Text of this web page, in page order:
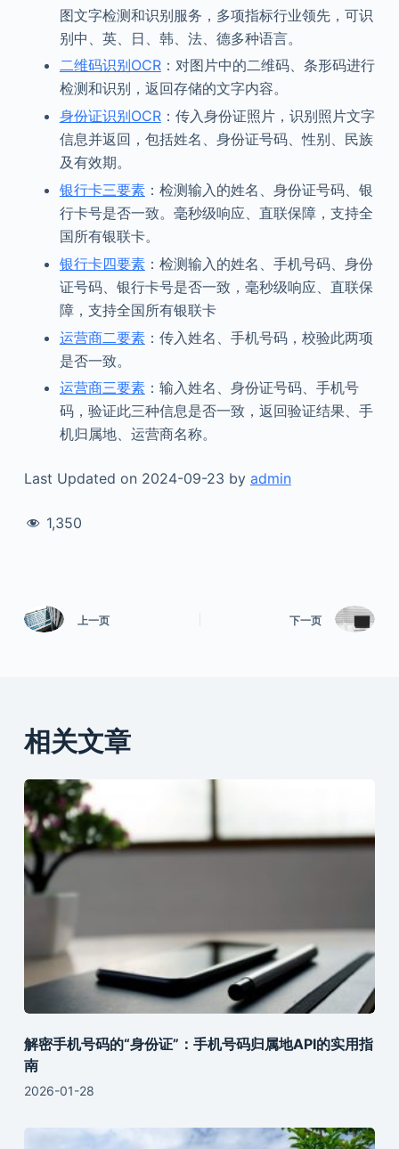
图文字检测和识别服务，多项指标行业领先，可识
别中、英、日、韩、法、德多种语言。
二维码识别OCR：对图片中的二维码、条形码进行
检测和识别，返回存储的文字内容。
身份证识别OCR：传入身份证照片，识别照片文字
信息并返回，包括姓名、身份证号码、性别、民族
及有效期。
银行卡三要素：检测输入的姓名、身份证号码、银
行卡号是否一致。毫秒级响应、直联保障，支持全
国所有银联卡。
银行卡四要素：检测输入的姓名、手机号码、身份
证号码、银行卡号是否一致，毫秒级响应、直联保
障，支持全国所有银联卡
运营商二要素：传入姓名、手机号码，校验此两项
是否一致。
运营商三要素：输入姓名、身份证号码、手机号
码，验证此三种信息是否一致，返回验证结果、手
机归属地、运营商名称。
Last Updated on 2024-09-23 by admin
1,350
上一页 下一页
相关文章
解密手机号码的“身份证”：手机号码归属地API的实用指
南
2026-01-28